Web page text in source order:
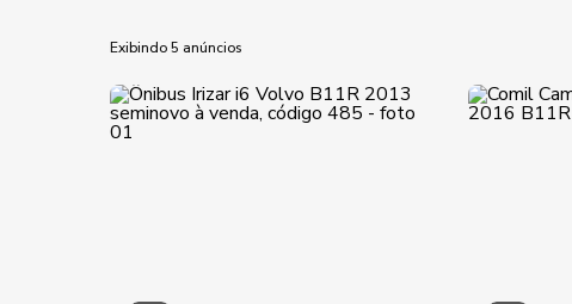
Exibindo 5 anúncios